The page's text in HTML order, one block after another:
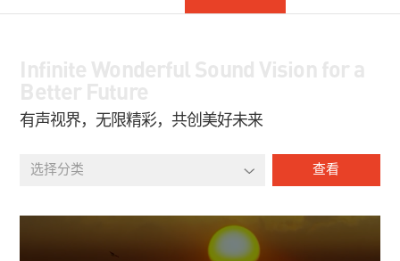
有声视界，无限精彩，共创美好未来
选择分类 查看